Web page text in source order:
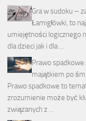
Gra w sudoku –
Łamigłówki, to
umiejętności logicznego
dla dzieci jak i dla …
Prawo
majątkiem po
Prawo spadkowe to
zrozumienie może być
związanych z …